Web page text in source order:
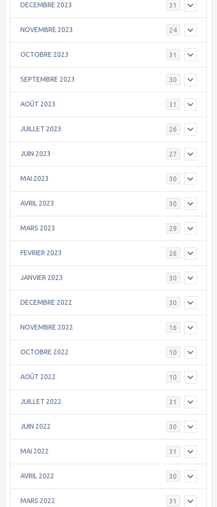
DECEMBRE 2023 31
NOVEMBRE 2023 24
OCTOBRE 2023 31
SEPTEMBRE 2023 30
AOÛT 2023 31
JUILLET 2023 26
JUIN 2023 27
MAI 2023 30
AVRIL 2023 30
MARS 2023 29
FEVRIER 2023 26
JANVIER 2023 30
DECEMBRE 2022 30
NOVEMBRE 2022 16
OCTOBRE 2022 10
AOÛT 2022 10
JUILLET 2022 31
JUIN 2022 30
MAI 2022 31
AVRIL 2022 30
MARS 2022 31